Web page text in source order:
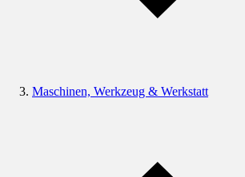
Maschinen, Werkzeug & Werkstatt